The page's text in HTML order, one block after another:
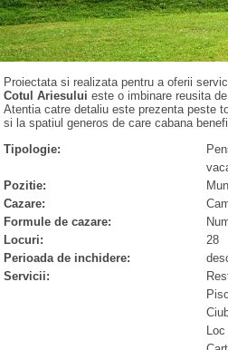
Proiectata si realizata pentru a oferii
Cotul Ariesului este o imbinare reusita
Atentia catre detaliu este prezenta peste
si la spatiul generos de care cabana
Tipologie:
Pozitie:
Cazare:
Formule de cazare:
Locuri:
28
Perioada de inchidere:
Servicii: